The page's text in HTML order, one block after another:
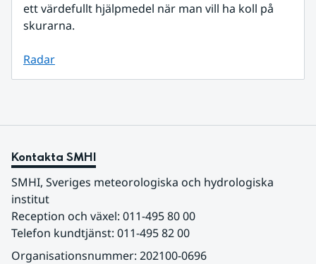
ett värdefullt hjälpmedel när man vill ha koll på
skurarna.
Radar
Kontakta SMHI
SMHI, Sveriges meteorologiska och hydrologiska
institut
Reception och växel: 011-495 80 00
Telefon kundtjänst: 011-495 82 00
Organisationsnummer: 202100-0696